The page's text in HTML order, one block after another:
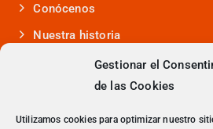
Gestionar el
de las Cookies
Utilizamos cookies para optimizar nuestro
Conócenos
Nuestra historia
Iniciativas que lideramos
Noticias y eventos
Presencia en medios